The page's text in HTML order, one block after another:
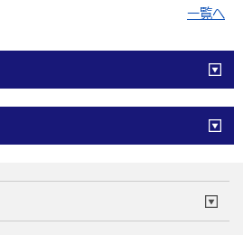
一覧へ
窓口の混雑状況
ご意見・ご要望